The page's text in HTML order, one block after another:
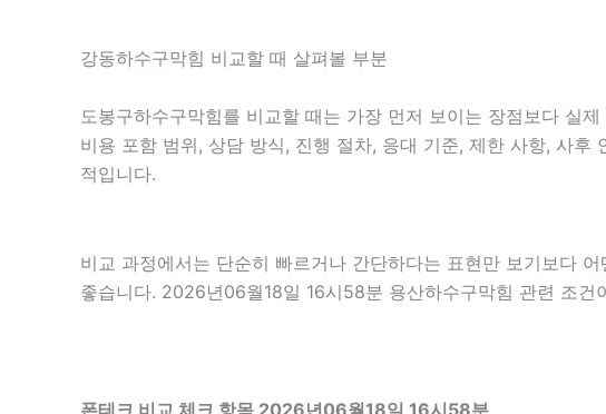
강동하수구막힘 비교할 때 살펴볼 부분
도봉구하수구막힘를 비교할 때는 가장 먼저 보이는 장점보다 실
비용 포함 범위, 상담 방식, 진행 절차, 응대 기준, 제한 사항, 사
적입니다.
비교 과정에서는 단순히 빠르거나 간단하다는 표현만 보기보다
좋습니다. 2026년06월18일 16시58분 용산하수구막힘 관련 조
폰테크 비교 체크 항목 2026년06월18일 16시58분